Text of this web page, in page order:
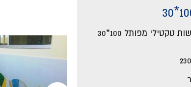
טקטילי מפותל 100*30